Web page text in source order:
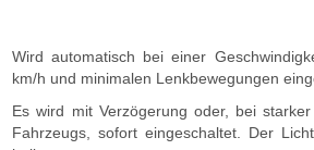
Wird automatisch bei einer
km/h und minimalen Lenkbewegungen
Es wird mit Verzögerung oder, bei
Fahrzeugs, sofort eingeschaltet. Der